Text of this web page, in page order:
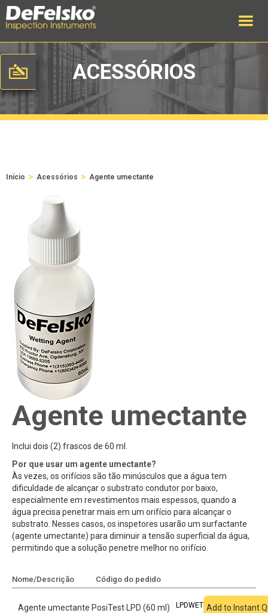
ACESSÓRIOS
Início > Acessórios > Agente umectante
Agente umectante
Inclui dois (2) frascos de 60 ml.
Por que usar um agente umectante?
Às vezes, os orifícios são tão minúsculos que a água tem
dificuldade de alcançar o substrato condutor por baixo,
especialmente em revestimentos mais espessos, quando a
água precisa penetrar mais em um orifício para alcançar o
substrato. Nesses casos, os inspetores usarão um surfactante
(agente umectante) para diminuir a tensão superficial da água,
permitindo que a solução penetre melhor no orifício.
Nome/Descrição Código do pedido
Agente umectante PosiTest LPD (60 ml) LPDWET Add to Instant